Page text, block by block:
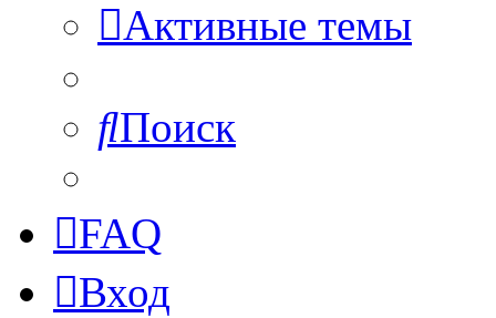
Активные темы
Поиск
FAQ
Вход